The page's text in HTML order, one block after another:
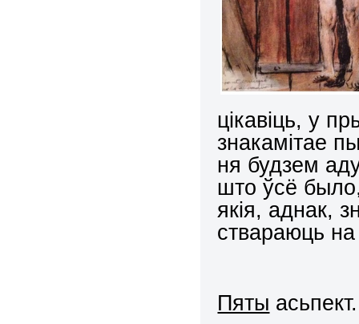
цікавіць, у
знакамітае
ня будзем
што ўсё
якія, аднак,
ствараюць
Пяты асьпект.